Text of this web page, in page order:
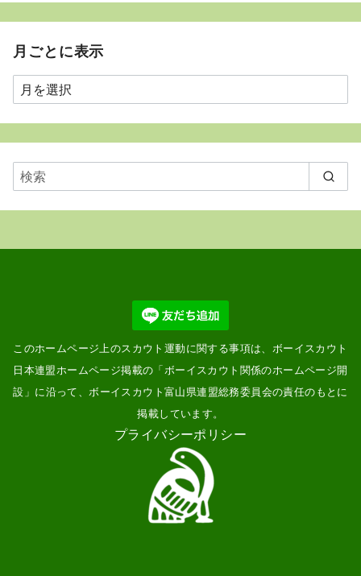
月ごとに表示
月
ご
と
表
示
このホームページ上のスカウト運動に関する事項は、ボーイスカウト
日本連盟ホームページ掲載の「ボーイスカウト関係のホームページ開
設 」に沿って、ボーイスカウト富山県連盟総務委員会の責任のもとに
掲載しています。
プライバシーポリシー